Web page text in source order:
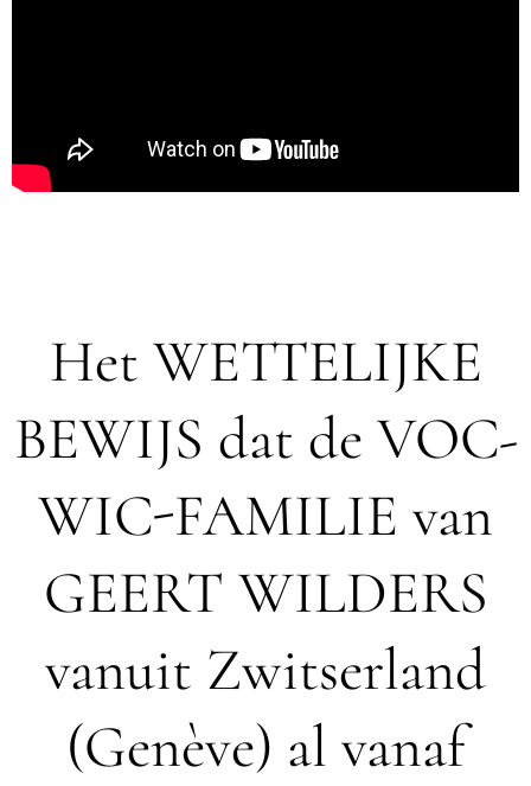
Het WETTELIJKE
BEWIJS dat de VOC-
WIC-FAMILIE van
GEERT WILDERS
vanuit Zwitserland
(Genève) al vanaf